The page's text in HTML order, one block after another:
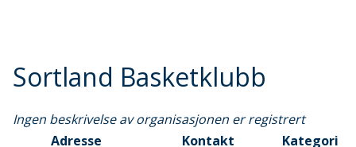
Sortland Basketklubb
Ingen beskrivelse av organisasjonen er registrert
Adresse
Kontakt
Kategori